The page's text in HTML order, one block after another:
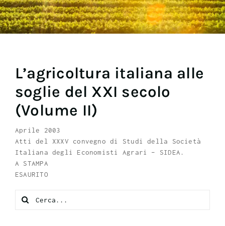
L’agricoltura italiana alle
soglie del XXI secolo
(Volume II)
Aprile 2003
Atti del XXXV convegno di Studi della Società
Italiana degli Economisti Agrari – SIDEA.
A STAMPA
ESAURITO
Search
for: